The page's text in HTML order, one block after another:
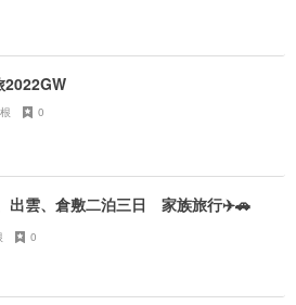
2022GW
0
出雲、倉敷二泊三日 家族旅行✈️🚗
0